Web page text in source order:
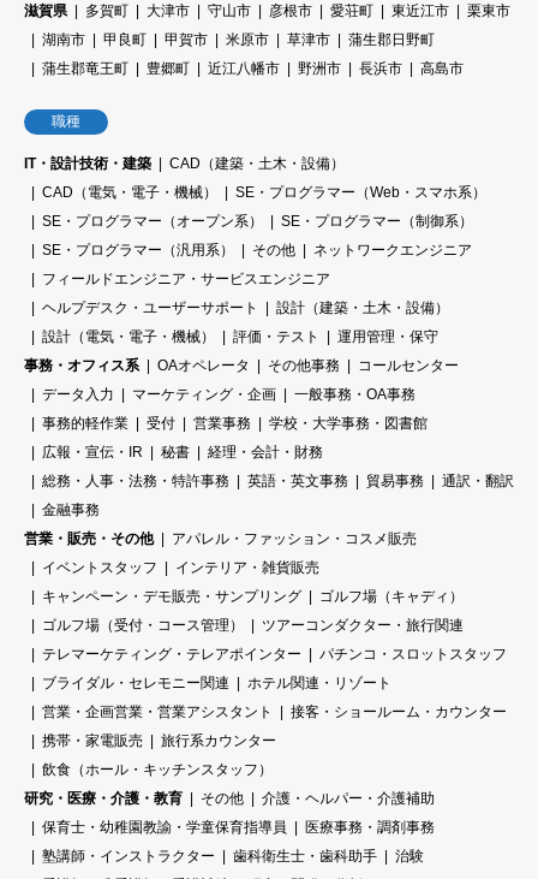
滋賀県
多賀町 大津市 守山市 彦根市 愛荘町 東近江市
栗東市
湖南市
甲良町 甲賀市 米原市 草津市
蒲生郡日野町
蒲生郡竜王町
豊郷町 近江八幡市 野洲市 長浜市 高島市
職種
IT・設計技術・建築
CAD（建築・土木・設備）
CAD（電気・電子・機械）
SE・プログラマー（Web・スマホ系）
SE・プログラマー（オープン系）
SE・プログラマー（制御系）
SE・プログラマー（汎用系）
その他
ネットワークエンジニア
フィールドエンジニア・サービスエンジニア
ヘルプデスク・ユーザーサポート
設計（建築・土木・設備）
設計（電気・電子・機械）
評価・テスト
運用管理・保守
事務・オフィス系
OAオペレータ その他事務
コールセンター
データ入力
マーケティング・企画
一般事務・OA事務
事務的軽作業
受付 営業事務
学校・大学事務・図書館
広報・宣伝・IR
秘書
経理・会計・財務
総務・人事・法務・特許事務
英語・英文事務 貿易事務
通訳・翻訳
金融事務
営業・販売・その他
アパレル・ファッション・コスメ販売
イベントスタッフ
インテリア・雑貨販売
キャンペーン・デモ販売・サンプリング
ゴルフ場（キャディ）
ゴルフ場（受付・コース管理）
ツアーコンダクター・旅行関連
テレマーケティング・テレアポインター
パチンコ・スロットスタッフ
ブライダル・セレモニー関連
ホテル関連・リゾート
営業・企画営業・営業アシスタント
接客・ショールーム・カウンター
携帯・家電販売
旅行系カウンター
飲食（ホール・キッチンスタッフ）
研究・医療・介護・教育
その他
介護・ヘルパー・介護補助
保育士・幼稚園教諭・学童保育指導員
医療事務・調剤事務
塾講師・インストラクター
歯科衛生士・歯科助手
治験